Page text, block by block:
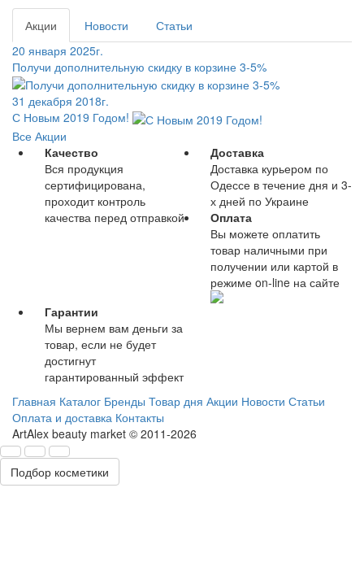
Акции Новости
Статьи
20 января 2025г.
Получи дополнительную скидку в корзине 3-5%
31 декабря 2018г.
С Новым 2019 Годом!
Все Акции
Качество
Вся продукция
сертифицирована,
проходит контроль
качества перед отправкой
Доставка
Доставка курьером по
Одессе в течение дня и 3-
х дней по Украине
Оплата
Вы можете оплатить
товар наличными при
получении или картой в
режиме on-line на сайте
Гарантии
Мы вернем вам деньги за
товар, если не будет
достигнут
гарантированный эффект
Главная Каталог Бренды Товар дня Акции Новости Статьи
Оплата и доставка Контакты
ArtAlex beauty market © 2011-2026
Подбор косметики